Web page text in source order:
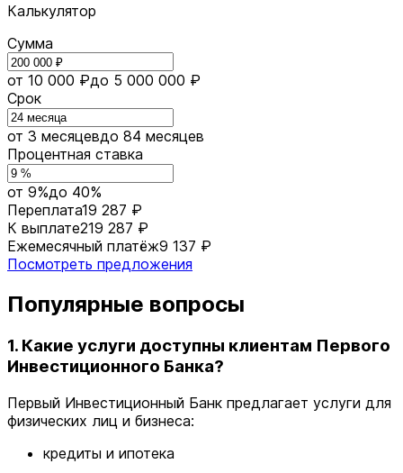
Калькулятор
Сумма
от 10 000 ₽до 5 000 000 ₽
Срок
от 3 месяцевдо 84 месяцев
Процентная ставка
от 9%до 40%
Переплата19 287 ₽
К выплате219 287 ₽
Ежемесячный платёж9 137 ₽
Посмотреть предложения
Популярные вопросы
1. Какие услуги доступны клиентам Первого
Инвестиционного Банка?
Первый Инвестиционный Банк предлагает услуги для
физических лиц и бизнеса:
кредиты и ипотека